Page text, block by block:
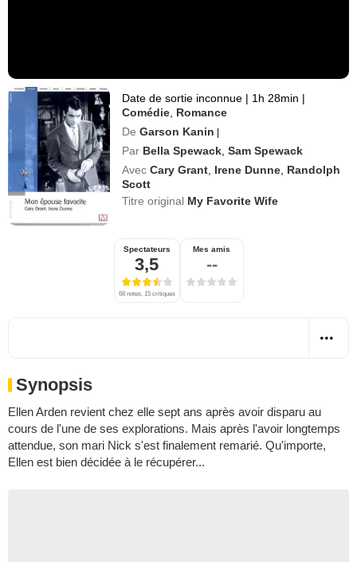
Date de sortie inconnue | 1h 28min |
Comédie Romance
De Garson Kanin |
Par Bella Spewack ,Sam Spewack
Avec Cary Grant Irene Dunne Randolph
Scott
Titre original My Favorite Wife
Spectateurs
3,5
68 notes, 15 critiques
Mes amis
--
Synopsis
Ellen Arden revient chez elle sept ans après avoir disparu au
cours de l'une de ses explorations. Mais après l'avoir longtemps
attendue, son mari Nick s'est finalement remarié. Qu'importe,
Ellen est bien décidée à le récupérer...